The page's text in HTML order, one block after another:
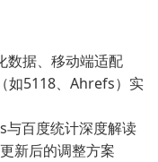
数据、移动端适配
如5118、Ahrefs）实
百度统计深度解读
新后的调整方案